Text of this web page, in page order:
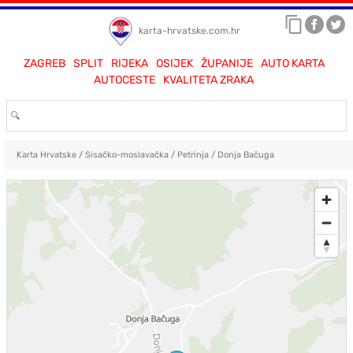
karta-hrvatske.com.hr
ZAGREB SPLIT RIJEKA OSIJEK ŽUPANIJE
AUTO KARTA
AUTOCESTE
KVALITETA ZRAKA
Karta Hrvatske/ Sisačko-moslavačka/ Petrinja/ Donja Bačuga